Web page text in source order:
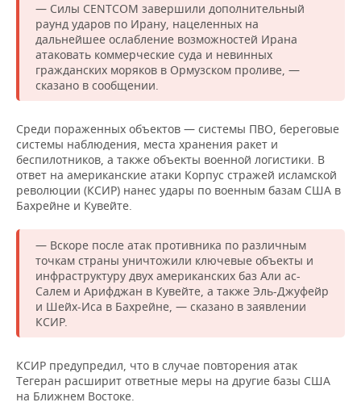
КИБЕРСПОРТ
ФИГУРНОЕ КАТАНИЕ
ВОДНЫЕ ВИДЫ СПОРТА
ХОККЕЙ С МЯЧОМ
КУЛЬТУРА
МЕДИЦИНА
ОБРАЗОВАНИЕ
ПРОИСШЕСТВИЯ
СПИСОК КОМПАНИЙ
— Силы CENTCOM завершили дополнительный
раунд ударов по Ирану, нацеленных на
дальнейшее ослабление возможностей Ирана
атаковать коммерческие суда и невинных
гражданских моряков в Ормузском проливе, —
сказано в сообщении.
Среди пораженных объектов — системы ПВО, береговые
системы наблюдения, места хранения ракет и
беспилотников, а также объекты военной логистики. В
ответ на американские атаки Корпус стражей исламской
революции (КСИР) нанес удары по военным базам США в
Бахрейне и Кувейте.
— Вскоре после атак противника по различным
точкам страны уничтожили ключевые объекты и
инфраструктуру двух американских баз Али ас-
Салем и Арифджан в Кувейте, а также Эль-Джуфейр
и Шейх-Иса в Бахрейне, — сказано в заявлении
КСИР.
КСИР предупредил, что в случае повторения атак
Тегеран расширит ответные меры на другие базы США
на Ближнем Востоке.